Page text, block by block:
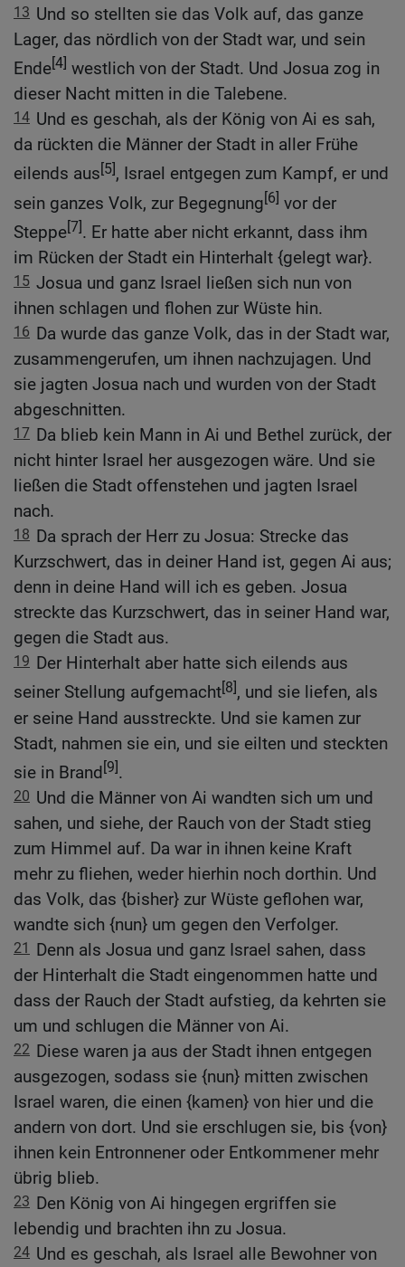
13 Und so stellten sie das Volk auf, das ganze
Lager, das nördlich von der Stadt war, und sein
Ende[4] westlich von der Stadt. Und Josua zog in
dieser Nacht mitten in die Talebene.
14 Und es geschah, als der König von Ai es sah,
da rückten die Männer der Stadt in aller Frühe
eilends aus[5], Israel entgegen zum Kampf, er und
sein ganzes Volk, zur Begegnung[6] vor der
Steppe[7]. Er hatte aber nicht erkannt, dass ihm
im Rücken der Stadt ein Hinterhalt {gelegt war}.
15 Josua und ganz Israel ließen sich nun von
ihnen schlagen und flohen zur Wüste hin.
16 Da wurde das ganze Volk, das in der Stadt war,
zusammengerufen, um ihnen nachzujagen. Und
sie jagten Josua nach und wurden von der Stadt
abgeschnitten.
17 Da blieb kein Mann in Ai und Bethel zurück, der
nicht hinter Israel her ausgezogen wäre. Und sie
ließen die Stadt offenstehen und jagten Israel
nach.
18 Da sprach der Herr zu Josua: Strecke das
Kurzschwert, das in deiner Hand ist, gegen Ai aus;
denn in deine Hand will ich es geben. Josua
streckte das Kurzschwert, das in seiner Hand war,
gegen die Stadt aus.
19 Der Hinterhalt aber hatte sich eilends aus
seiner Stellung aufgemacht[8], und sie liefen, als
er seine Hand ausstreckte. Und sie kamen zur
Stadt, nahmen sie ein, und sie eilten und steckten
sie in Brand[9].
20 Und die Männer von Ai wandten sich um und
sahen, und siehe, der Rauch von der Stadt stieg
zum Himmel auf. Da war in ihnen keine Kraft
mehr zu fliehen, weder hierhin noch dorthin. Und
das Volk, das {bisher} zur Wüste geflohen war,
wandte sich {nun} um gegen den Verfolger.
21
Denn als Josua und ganz Israel sahen, dass
der Hinterhalt die Stadt eingenommen hatte und
dass der Rauch der Stadt aufstieg, da kehrten sie
um und schlugen die Männer von Ai.
22 Diese waren ja aus der Stadt ihnen entgegen
ausgezogen, sodass sie {nun} mitten zwischen
Israel waren, die einen {kamen} von hier und die
andern von dort. Und sie erschlugen sie, bis {von}
ihnen kein Entronnener oder Entkommener mehr
übrig blieb.
23 Den König von Ai hingegen ergriffen sie
lebendig und brachten ihn zu Josua.
24 Und es geschah, als Israel alle Bewohner von